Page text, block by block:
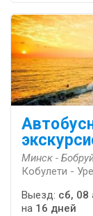
Минск -
Кобулети -
Выезд: сб, 08
на 16 дней